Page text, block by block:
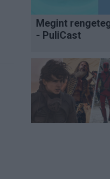
Megint
- PuliCast